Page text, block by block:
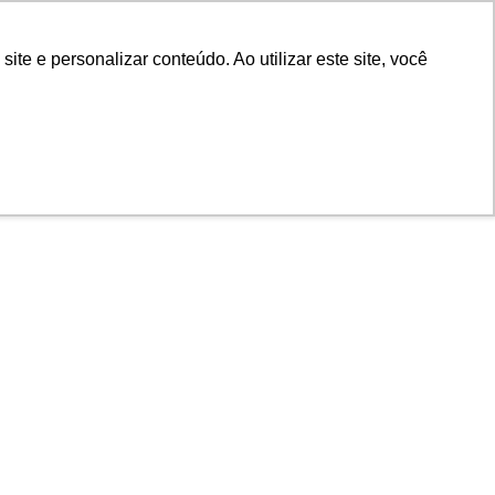
e personalizar conteúdo. Ao utilizar este site, você